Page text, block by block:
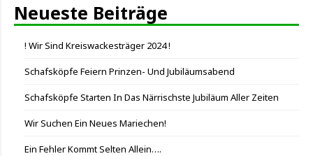
Neueste Beiträge
! Wir Sind Kreiswackesträger 2024 !
Schafsköpfe Feiern Prinzen- Und Jubiläumsabend
Schafsköpfe Starten In Das Närrischste Jubiläum Aller Zeiten
Wir Suchen Ein Neues Mariechen!
Ein Fehler Kommt Selten Allein….